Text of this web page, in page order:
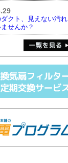
クト、見えない汚れ
せんか？